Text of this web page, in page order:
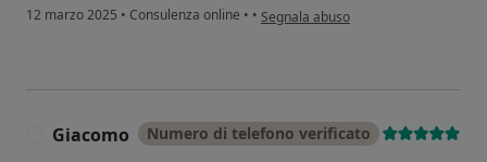
12 marzo 2025 • Consulenza online • • secondo l'opinione dell'utente FB
Segnala abuso
Giacomo Numero di telefono verificato